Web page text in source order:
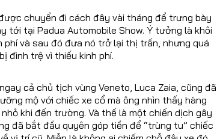
chuyển đi cách đây vài tháng để trưng bày
tới tại Padua Automobile Show. Ý tưởng là khôi
phí và sau đó đưa nó trở lại thị trấn, nhưng quá
đình trệ vì thiếu kinh phí.
cả chủ tịch vùng Veneto, Luca Zaia, cũng đã
mộ với chiếc xe cổ mà ông nhìn thấy hàng
khi đến trường. Và thế là một chiến dịch gây
đã bắt đầu quyên góp tiền để “trùng tu” chiếc